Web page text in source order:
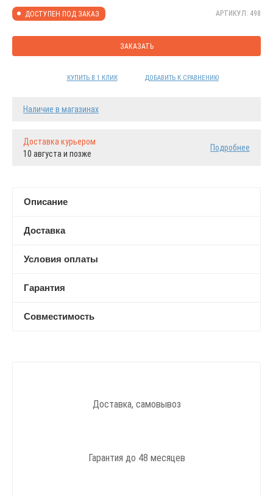
ДОСТУПЕН ПОД ЗАКАЗ АРТИКУЛ: 498
ЗАКАЗАТЬ
КУПИТЬ В 1 КЛИК ДОБАВИТЬ К СРАВНЕНИЮ
Наличие в магазинах
Доставка курьером
10 августа и позже
Подробнее
Описание
Доставка
Условия оплаты
Гарантия
Совместимость
Доставка, самовывоз
Гарантия до 48 месяцев